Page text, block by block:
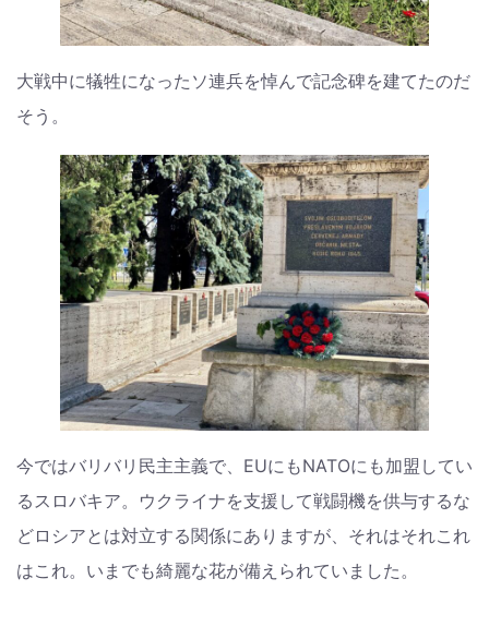
大戦中に犠牲になったソ連兵を悼んで記念碑を建てたのだ
そう。
今ではバリバリ民主主義で、EUにもNATOにも加盟してい
るスロバキア。ウクライナを支援して戦闘機を供与するな
どロシアとは対立する関係にありますが、それはそれこれ
はこれ。いまでも綺麗な花が備えられていました。